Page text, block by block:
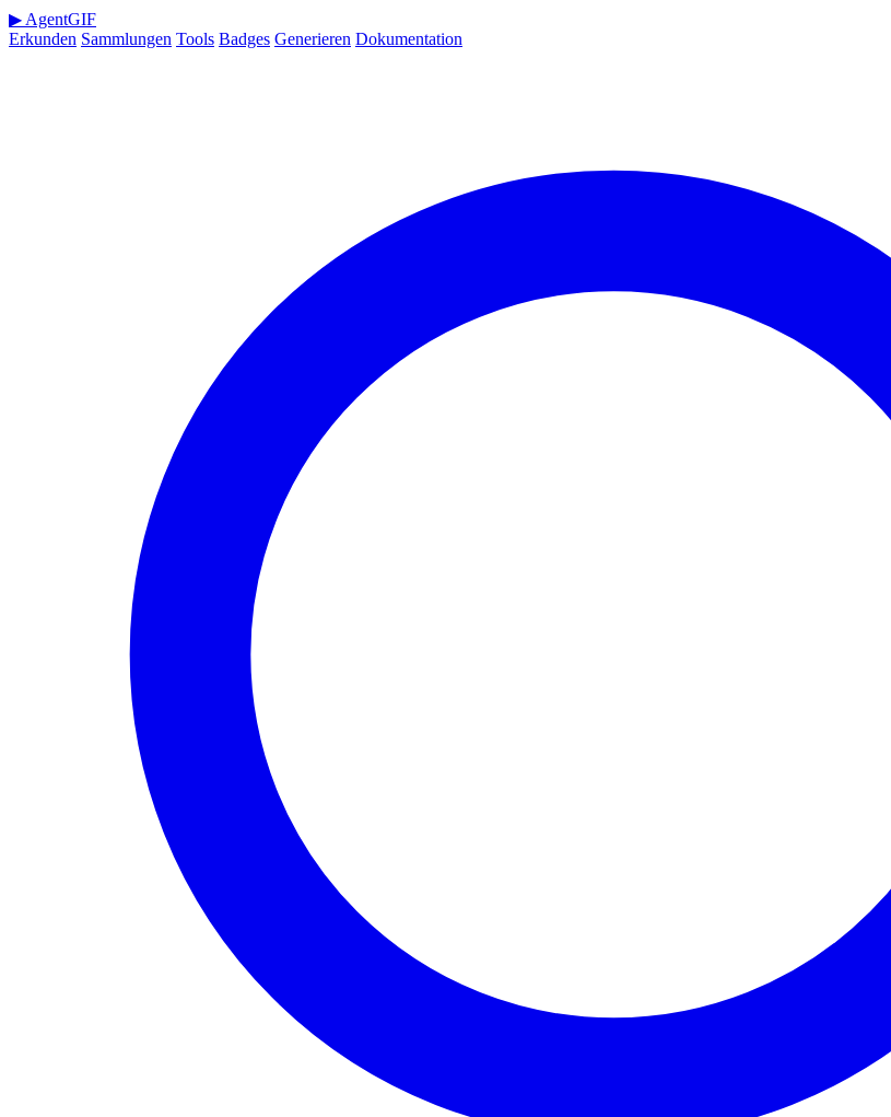
▶ AgentGIF
Erkunden Sammlungen Tools Badges Generieren Dokumentation